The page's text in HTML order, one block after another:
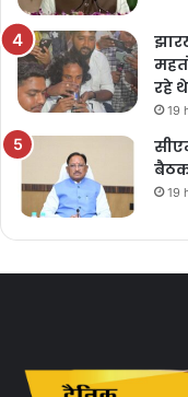
रहे
19
19